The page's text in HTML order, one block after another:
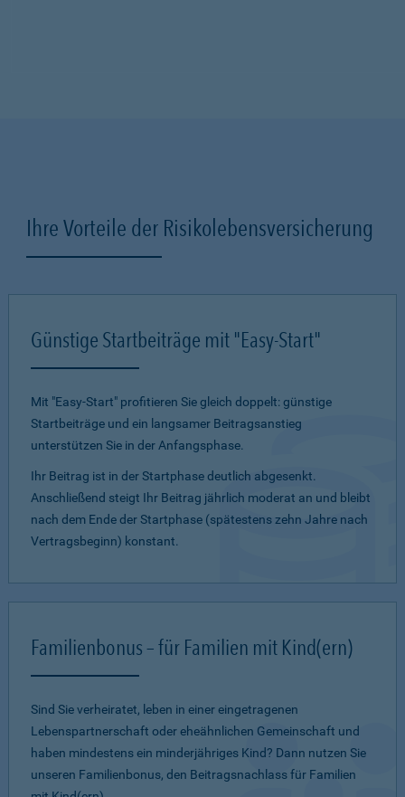
Ihre Vorteile der Risikolebensversicherung
Günstige Startbeiträge mit "Easy-Start"
Mit "Easy-Start" profitieren Sie gleich doppelt: günstige
Startbeiträge und ein lang­samer Beitragsanstieg
unterstützen Sie in der Anfangsphase.
Ihr Beitrag ist in der Startphase deutlich abgesenkt.
Anschließend steigt Ihr Beitrag jährlich moderat an und bleibt
nach dem Ende der Startphase (spätestens zehn Jahre nach
Vertragsbeginn) konstant.
Familienbonus – für Familien mit Kind(ern)
Sind Sie verheiratet, leben in einer eingetragenen
Lebenspartnerschaft oder eheähnlichen Gemeinschaft und
haben mindestens ein minderjähriges Kind? Dann nutzen Sie
unseren Familienbonus, den Beitragsnachlass für Familien